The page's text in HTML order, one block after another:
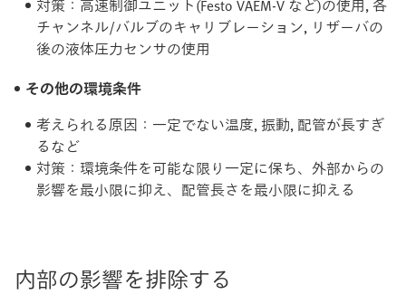
対策：高速制御ユニット(Festo VAEM-V など)の使用, 各
チャンネル/バルブのキャリブレーション, リザーバの
後の液体圧力センサの使用
その他の環境条件
考えられる原因：一定でない温度, 振動, 配管が長すぎ
るなど
対策：環境条件を可能な限り一定に保ち、外部からの
影響を最小限に抑え、配管長さを最小限に抑える
内部の影響を排除する